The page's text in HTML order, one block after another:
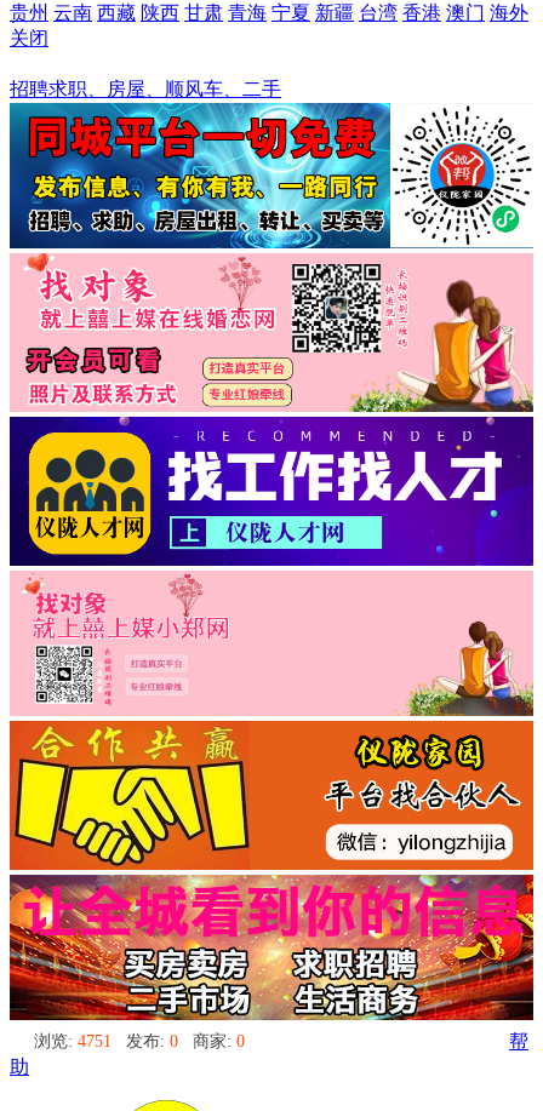
贵州 云南 西藏 陕西 甘肃 青海 宁夏 新疆 台湾 香港 澳门 海外
关闭
招聘求职、房屋、顺风车、二手
浏览: 4751 发布: 0 商家: 0
帮
助